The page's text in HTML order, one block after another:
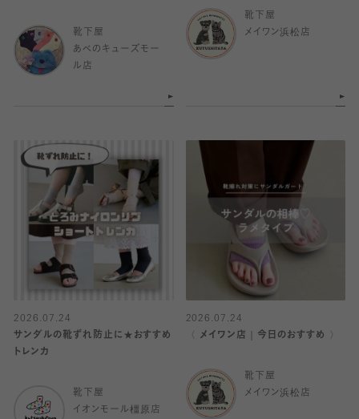
靴下屋
あべのキューズモー
ル店
靴下屋
メイワン浜松店
2026.07.24
サンダルの靴ずれ防止に★おすすめ
トレンカ
靴下屋
イオンモール橿原店
2026.07.24
〈 メイワン店｜今日のおすすめ 〉
靴下屋
メイワン浜松店